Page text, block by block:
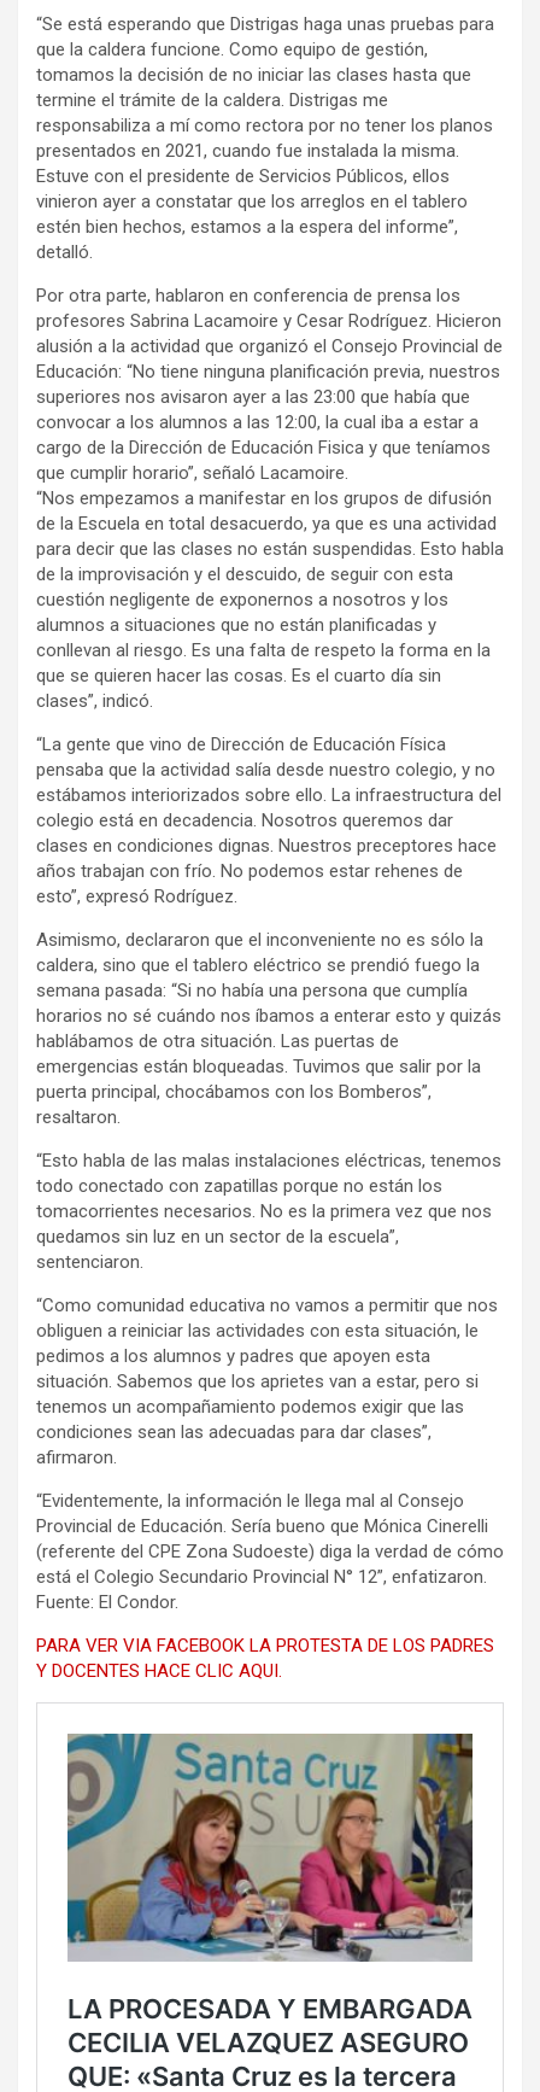
“Se está esperando que Distrigas haga unas pruebas para
que la caldera funcione. Como equipo de gestión,
tomamos la decisión de no iniciar las clases hasta que
termine el trámite de la caldera. Distrigas me
responsabiliza a mí como rectora por no tener los planos
presentados en 2021, cuando fue instalada la misma.
Estuve con el presidente de Servicios Públicos, ellos
vinieron ayer a constatar que los arreglos en el tablero
estén bien hechos, estamos a la espera del informe”,
detalló.
Por otra parte, hablaron en conferencia de prensa los
profesores Sabrina Lacamoire y Cesar Rodríguez. Hicieron
alusión a la actividad que organizó el Consejo Provincial de
Educación: “No tiene ninguna planificación previa, nuestros
superiores nos avisaron ayer a las 23:00 que había que
convocar a los alumnos a las 12:00, la cual iba a estar a
cargo de la Dirección de Educación Fisica y que teníamos
que cumplir horario”, señaló Lacamoire.
“Nos empezamos a manifestar en los grupos de difusión
de la Escuela en total desacuerdo, ya que es una actividad
para decir que las clases no están suspendidas. Esto habla
de la improvisación y el descuido, de seguir con esta
cuestión negligente de exponernos a nosotros y los
alumnos a situaciones que no están planificadas y
conllevan al riesgo. Es una falta de respeto la forma en la
que se quieren hacer las cosas. Es el cuarto día sin
clases”, indicó.
“La gente que vino de Dirección de Educación Física
pensaba que la actividad salía desde nuestro colegio, y no
estábamos interiorizados sobre ello. La infraestructura del
colegio está en decadencia. Nosotros queremos dar
clases en condiciones dignas. Nuestros preceptores hace
años trabajan con frío. No podemos estar rehenes de
esto”, expresó Rodríguez.
Asimismo, declararon que el inconveniente no es sólo la
caldera, sino que el tablero eléctrico se prendió fuego la
semana pasada: “Si no había una persona que cumplía
horarios no sé cuándo nos íbamos a enterar esto y quizás
hablábamos de otra situación. Las puertas de
emergencias están bloqueadas. Tuvimos que salir por la
puerta principal, chocábamos con los Bomberos”,
resaltaron.
“Esto habla de las malas instalaciones eléctricas, tenemos
todo conectado con zapatillas porque no están los
tomacorrientes necesarios. No es la primera vez que nos
quedamos sin luz en un sector de la escuela”,
sentenciaron.
“Como comunidad educativa no vamos a permitir que nos
obliguen a reiniciar las actividades con esta situación, le
pedimos a los alumnos y padres que apoyen esta
situación. Sabemos que los aprietes van a estar, pero si
tenemos un acompañamiento podemos exigir que las
condiciones sean las adecuadas para dar clases”,
afirmaron.
“Evidentemente, la información le llega mal al Consejo
Provincial de Educación. Sería bueno que Mónica Cinerelli
(referente del CPE Zona Sudoeste) diga la verdad de cómo
está el Colegio Secundario Provincial N° 12”, enfatizaron.
Fuente: El Condor.
PARA VER VIA FACEBOOK LA PROTESTA DE LOS PADRES
Y DOCENTES HACE CLIC AQUI.